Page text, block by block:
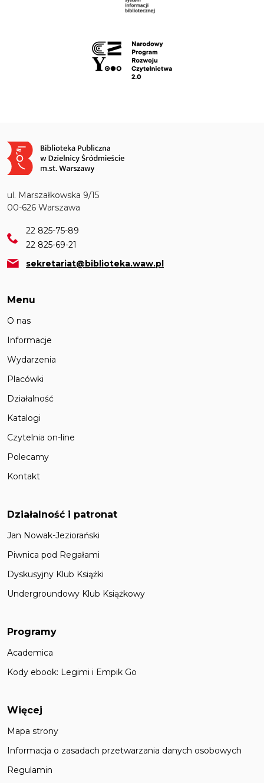
Obraz
ul. Marszałkowska 9/15
00-626 Warszawa
22 825-75-89
22 825-69-21
sekretariat@biblioteka.waw.pl
Menu
O nas
Informacje
Wydarzenia
Placówki
Działalność
Katalogi
Czytelnia on-line
Polecamy
Kontakt
Działalność i patronat
Jan Nowak-Jeziorański
Piwnica pod Regałami
Dyskusyjny Klub Książki
Undergroundowy Klub Książkowy
Programy
Academica
Kody ebook: Legimi i Empik Go
Więcej
Mapa strony
Informacja o zasadach przetwarzania danych osobowych
Regulamin